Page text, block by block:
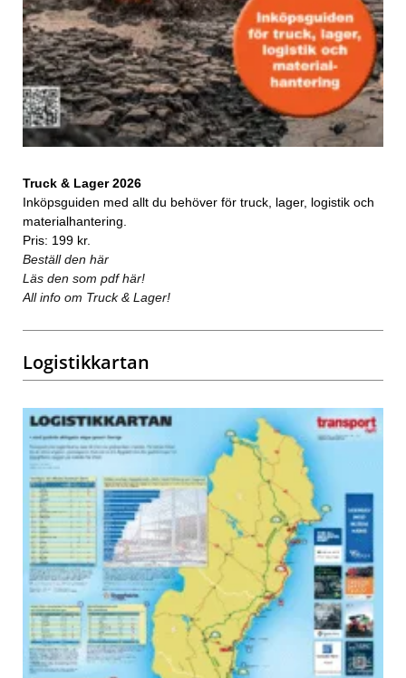
Truck & Lager 2026
Inköpsguiden med allt du behöver för truck, lager, logistik och
materialhantering.
Pris: 199 kr.
Beställ den här
Läs den som pdf här!
All info om Truck & Lager!
Logistikkartan